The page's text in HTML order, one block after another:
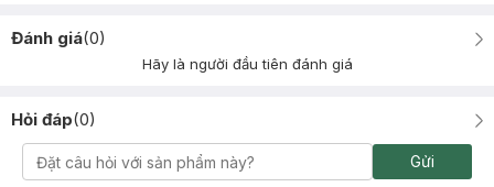
Đánh giá(0)
Hãy là người đầu tiên đánh giá
Hỏi đáp(0)
Gửi